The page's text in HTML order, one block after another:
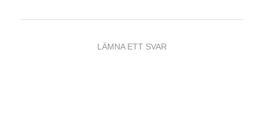
LÄMNA ETT SVAR